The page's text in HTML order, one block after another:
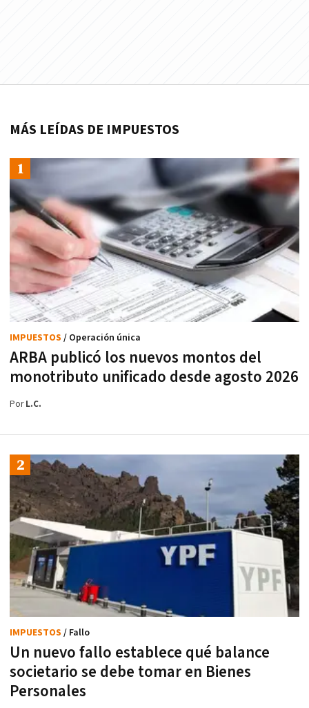
MÁS LEÍDAS DE IMPUESTOS
ARBA publicó los nuevos montos del
monotributo unificado desde agosto 2026
IMPUESTOS / Operación única
PorL.C.
Un nuevo fallo establece qué balance
societario se debe tomar en Bienes
Personales
IMPUESTOS / Fallo